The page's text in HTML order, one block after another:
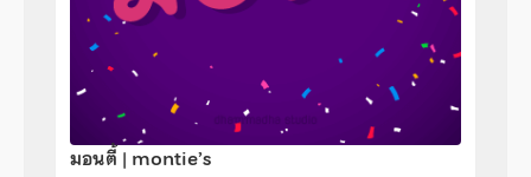
มอนตี้ | montie’s